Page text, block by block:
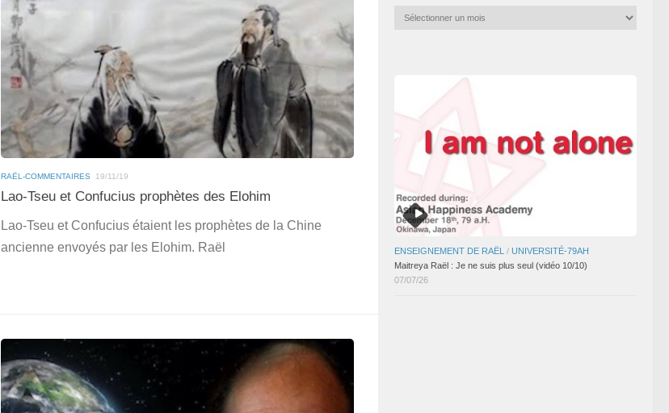
RAËL-COMMENTAIRES 19/11/19
Lao-Tseu et Confucius prophètes des Elohim
Lao-Tseu et Confucius étaient les prophètes de la Chine
ancienne envoyés par les Elohim. Raël
Archives
ENSEIGNEMENT DE RAËL / UNIVERSITÉ-79AH
Maitreya Raël : Je ne suis plus seul (vidéo 10/10)
07/07/26